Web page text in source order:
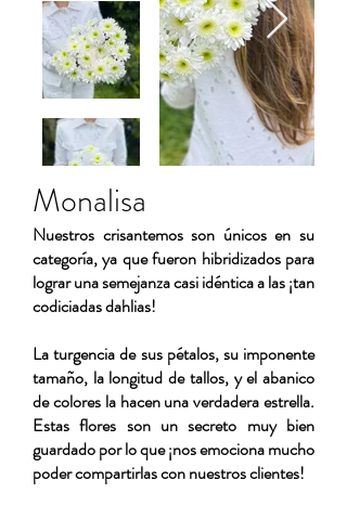
Monalisa
Nuestros crisantemos son únicos en su
categoría, ya que fueron hibridizados para
lograr una semejanza casi idéntica a las ¡tan
codiciadas dahlias!
La turgencia de sus pétalos, su imponente
tamaño, la longitud de tallos, y el abanico
de colores la hacen una verdadera estrella.
Estas flores son un secreto muy bien
guardado por lo que ¡nos emociona mucho
poder compartirlas con nuestros clientes!